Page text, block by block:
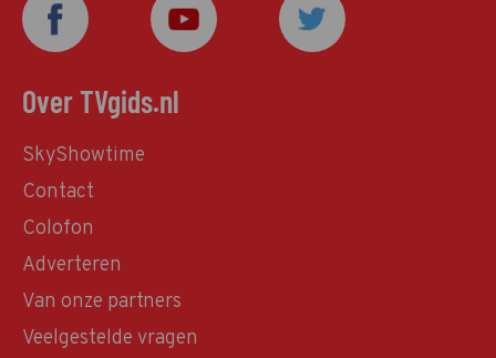
Over TVgids.nl
SkyShowtime
Contact
Colofon
Adverteren
Van onze partners
Veelgestelde vragen